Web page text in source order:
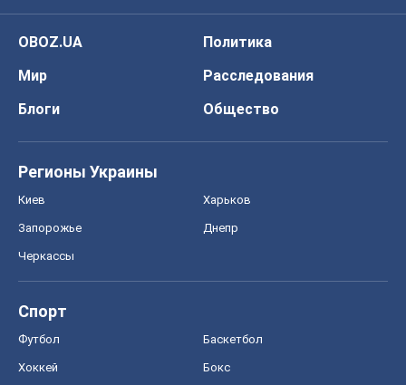
OBOZ.UA
Политика
Мир
Расследования
Блоги
Общество
Регионы Украины
Киев Харьков
Запорожье Днепр
Черкассы
Спорт
Футбол Баскетбол
Хоккей Бокс